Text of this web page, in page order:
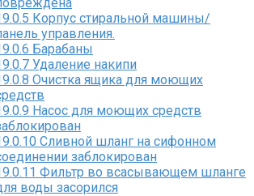
Корпус стиральной машины/
управления.
Барабаны
Удаление накипи
Очистка ящика для моющих
Насос для моющих средств
Сливной шланг на сифонном
заблокирован
Фильтр во всасывающем шланге
воды засорился